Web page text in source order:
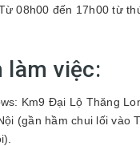
08h00 đến 17h00 từ
làm việc:
Km9 Đại Lộ Thăng
(gần hầm chui lối vào
Hà Nội).